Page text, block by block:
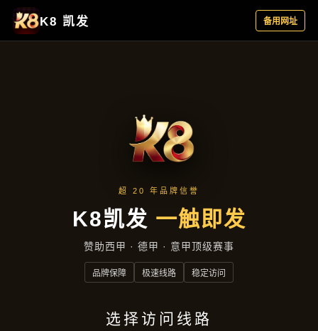
产品汇总
首页 产品汇总